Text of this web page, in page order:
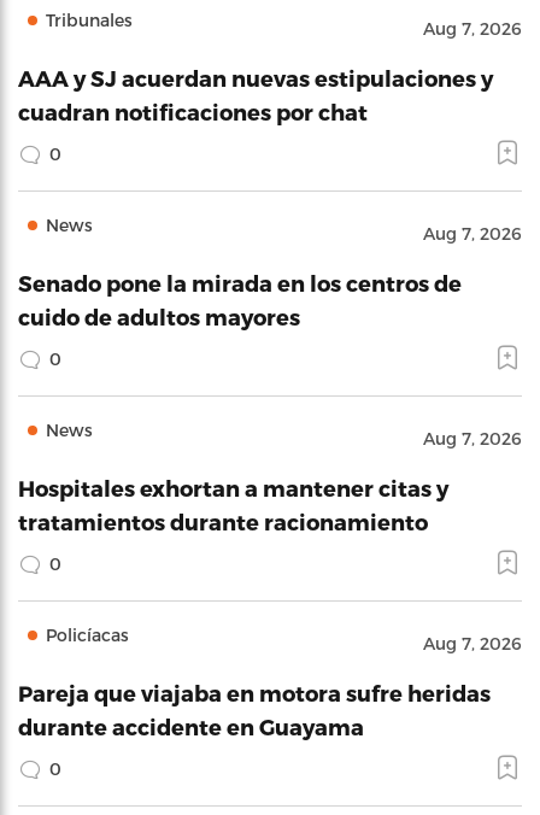
Tribunales Aug 7, 2026
AAA y SJ acuerdan nuevas estipulaciones y
cuadran notificaciones por chat
0
News Aug 7, 2026
Senado pone la mirada en los centros de
cuido de adultos mayores
0
News Aug 7, 2026
Hospitales exhortan a mantener citas y
tratamientos durante racionamiento
0
Policíacas Aug 7, 2026
Pareja que viajaba en motora sufre heridas
durante accidente en Guayama
0